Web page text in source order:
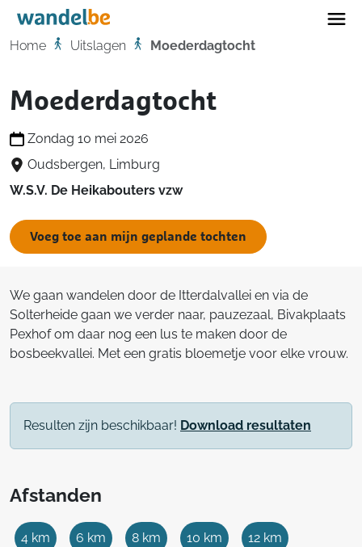
Home
Home Uitslagen Moederdagtocht
Moederdagtocht
Zondag 10 mei 2026
Oudsbergen, Limburg
W.S.V. De Heikabouters vzw
Voeg toe aan mijn geplande tochten
We gaan wandelen door de Itterdalvallei en via de
Solterheide gaan we verder naar, pauzezaal, Bivakplaats
Pexhof om daar nog een lus te maken door de
bosbeekvallei. Met een gratis bloemetje voor elke vrouw.
Resulten zijn beschikbaar! Download resultaten
Afstanden
4 km 6 km 8 km 10 km 12 km